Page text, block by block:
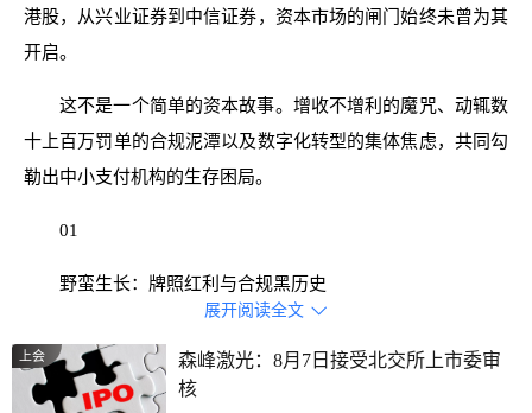
港股，从兴业证券到中信证券，资本市场的闸门始终未曾为其
开启。
这不是一个简单的资本故事。增收不增利的魔咒、动辄数
十上百万罚单的合规泥潭以及数字化转型的集体焦虑，共同勾
勒出中小支付机构的生存困局。
01
野蛮生长：牌照红利与合规黑历史
行业老兵。
展开阅读全文 
上会
森峰激光：8月7日接受北交所上市委审
核